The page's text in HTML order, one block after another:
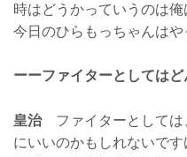
時はどうかっていうのは
今日のひらもっちゃんはや
ーーファイターとしてはど
皇治ファイターとしては
にいいのかもしれないで